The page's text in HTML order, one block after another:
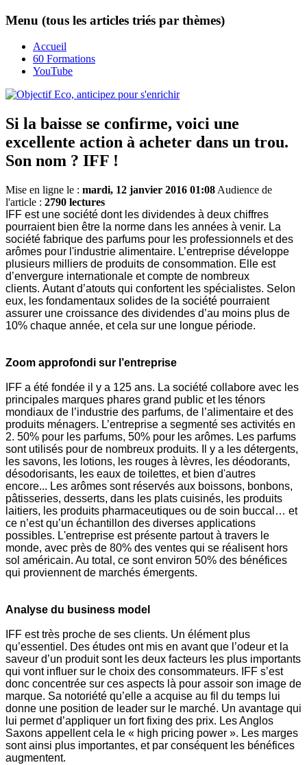
Menu (tous les articles triés par thèmes)
Accueil
60 Formations
YouTube
Si la baisse se confirme, voici une
excellente action à acheter dans un trou.
Son nom ? IFF !
Mise en ligne le : mardi, 12 janvier 2016 01:08 Audience de
l'article : 2790 lectures
IFF est une société dont les dividendes à deux chiffres
pourraient bien être la norme dans les années à venir. La
société fabrique des parfums pour les professionnels et des
arômes pour l'industrie alimentaire. L’entreprise développe
plusieurs milliers de produits de consommation. Elle est
d’envergure internationale et compte de nombreux
clients. Autant d’atouts qui confortent les spécialistes. Selon
eux, les fondamentaux solides de la société pourraient
assurer une croissance des dividendes d’au moins plus de
10% chaque année, et cela sur une longue période.
Zoom approfondi sur l’entreprise
IFF a été fondée il y a 125 ans. La société collabore avec les
principales marques phares grand public et les ténors
mondiaux de l’industrie des parfums, de l’alimentaire et des
produits ménagers. L’entreprise a segmenté ses activités en
2. 50% pour les parfums, 50% pour les arômes. Les parfums
sont utilisés pour de nombreux produits. Il y a les détergents,
les savons, les lotions, les rouges à lèvres, les déodorants,
désodorisants, les eaux de toilettes, et bien d'autres
encore... Les arômes sont réservés aux boissons, bonbons,
pâtisseries, desserts, dans les plats cuisinés, les produits
laitiers, les produits pharmaceutiques ou de soin buccal… et
ce n’est qu’un échantillon des diverses applications
possibles. L'entreprise est présente partout à travers le
monde, avec près de 80% des ventes qui se réalisent hors
sol américain. Au total, ce sont environ 50% des bénéfices
qui proviennent de marchés émergents.
Analyse du business model
IFF est très proche de ses clients. Un élément plus
qu’essentiel. Des études ont mis en avant que l’odeur et la
saveur d’un produit sont les deux facteurs les plus importants
qui vont influer sur le choix des consommateurs.
IFF s’est
donc concentrée sur ces aspects là pour assoir son image de
marque. Sa notoriété qu’elle a acquise au fil du temps lui
donne une position de leader sur le marché. Un avantage qui
lui permet d’appliquer un fort fixing des prix. Les Anglos
Saxons appellent cela le « high pricing power ». Les marges
sont ainsi plus importantes, et par conséquent les bénéfices
augmentent.